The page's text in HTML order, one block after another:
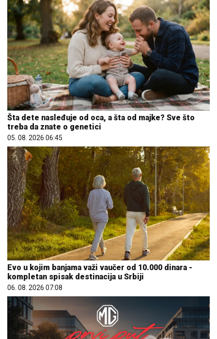
Šta dete nasleđuje od oca, a šta od majke? Sve što
treba da znate o genetici
05. 08. 2026 06:45
Evo u kojim banjama važi vaučer od 10.000 dinara -
kompletan spisak destinacija u Srbiji
06. 08. 2026 07:08